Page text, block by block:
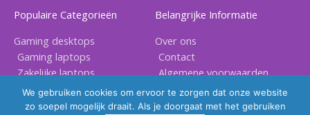
Populaire Categorieën
Gaming desktops
Gaming laptops
Zakelijke laptops
Gaming accessoires
Belangrijke Informatie
Over ons
Contact
Algemene voorwaarden
Privacy voorwaarden
We gebruiken cookies om ervoor te zorgen dat onze website
zo soepel mogelijk draait. Als je doorgaat met het gebruiken